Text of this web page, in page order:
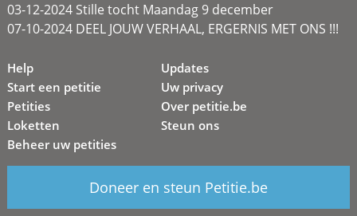
03-12-2024 Stille tocht Maandag 9 december
07-10-2024 DEEL JOUW VERHAAL, ERGERNIS MET ONS !!!
Help
Start een petitie
Petities
Loketten
Beheer uw petities
Updates
Uw privacy
Over petitie.be
Steun ons
Doneer en steun Petitie.be